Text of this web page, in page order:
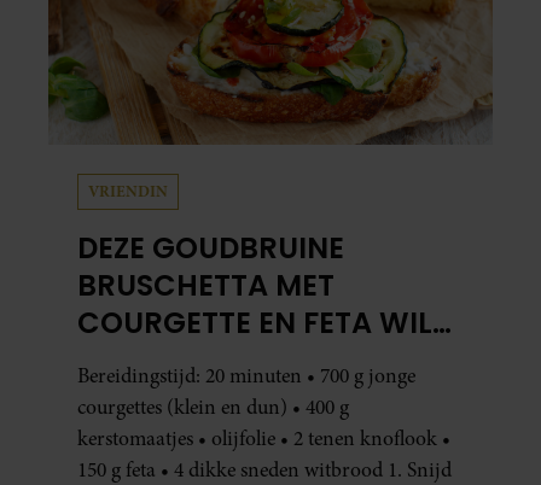
VRIENDIN
DEZE GOUDBRUINE
BRUSCHETTA MET
COURGETTE EN FETA WIL
JE METEEN MAKEN
Bereidingstijd: 20 minuten • 700 g jonge
courgettes (klein en dun) • 400 g
kerstomaatjes • olijfolie • 2 tenen knoflook •
150 g feta • 4 dikke sneden witbrood 1. Snijd